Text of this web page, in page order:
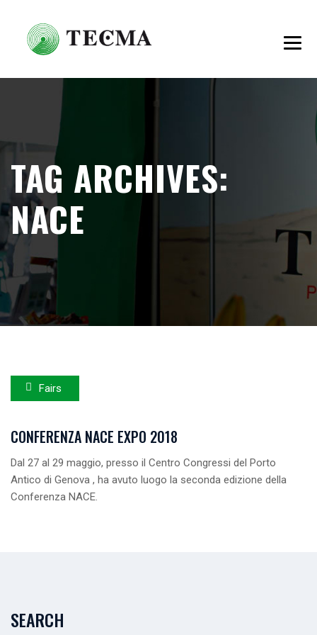
TAG ARCHIVES:
NACE
Fairs
CONFERENZA NACE EXPO 2018
Dal 27 al 29 maggio, presso il Centro Congressi del Porto
Antico di Genova , ha avuto luogo la seconda edizione della
Conferenza NACE.
SEARCH